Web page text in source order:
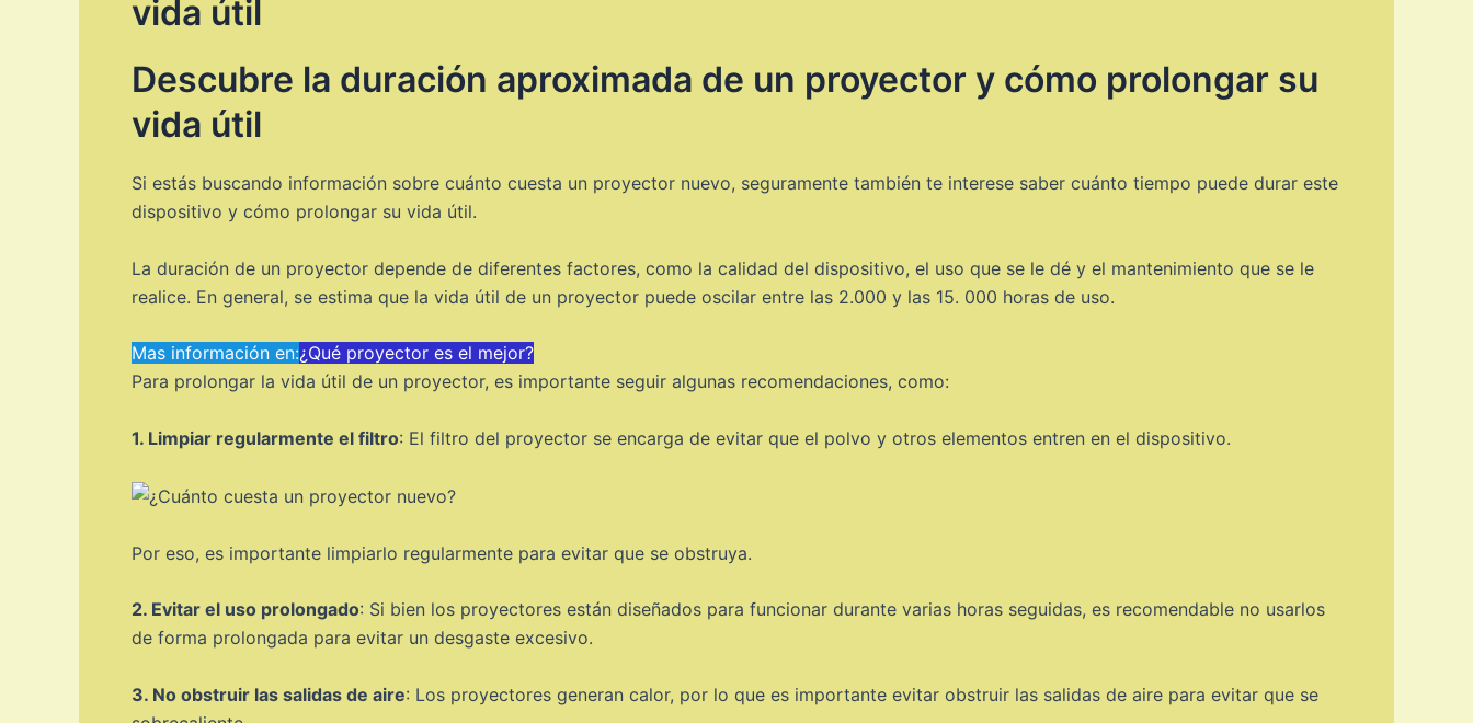
vida útil
Descubre la duración aproximada de un proyector y cómo prolongar su
vida útil
Si estás buscando información sobre cuánto cuesta un proyector nuevo, seguramente también te interese saber cuánto tiempo puede durar este
dispositivo y cómo prolongar su vida útil.
La duración de un proyector depende de diferentes factores, como la calidad del dispositivo, el uso que se le dé y el mantenimiento que se le
realice. En general, se estima que la vida útil de un proyector puede oscilar entre las 2.000 y las 15. 000 horas de uso.
Mas información en:¿Qué proyector es el mejor?
Para prolongar la vida útil de un proyector, es importante seguir algunas recomendaciones, como:
1. Limpiar regularmente el filtro: El filtro del proyector se encarga de evitar que el polvo y otros elementos entren en el dispositivo.
Por eso, es importante limpiarlo regularmente para evitar que se obstruya.
2. Evitar el uso prolongado: Si bien los proyectores están diseñados para funcionar durante varias horas seguidas, es recomendable no usarlos
de forma prolongada para evitar un desgaste excesivo.
3. No obstruir las salidas de aire: Los proyectores generan calor, por lo que es importante evitar obstruir las salidas de aire para evitar que se